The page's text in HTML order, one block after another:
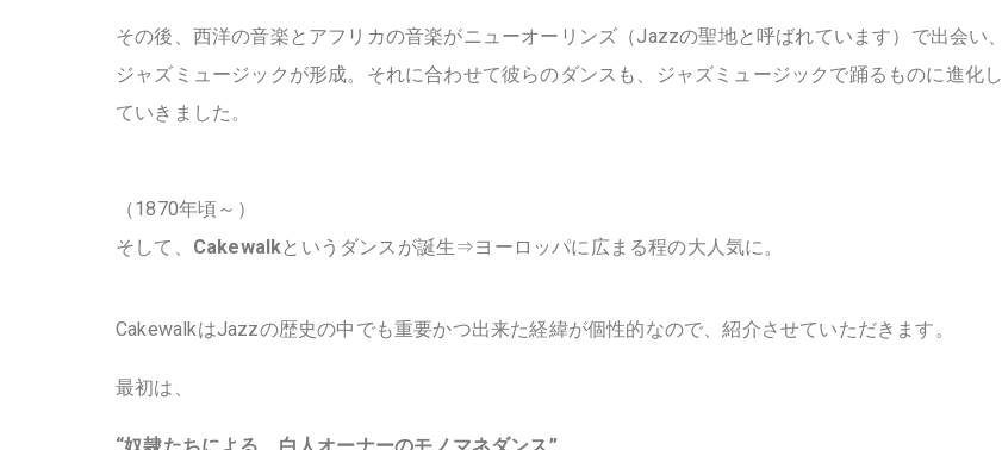
その後、西洋の音楽とアフリカの音楽がニューオーリンズ（Jazzの聖地と呼ばれています）で出会い、
ジャズミュージックが形成。それに合わせて彼らのダンスも、ジャズミュージックで踊るものに進化し
ていきました。
（1870年頃～）
そして、 Cakewalkというダンスが誕生⇒ヨーロッパに広まる程の大人気に。
CakewalkはJazzの歴史の中でも重要かつ出来た経緯が個性的なので、紹介させていただきます。
最初は、